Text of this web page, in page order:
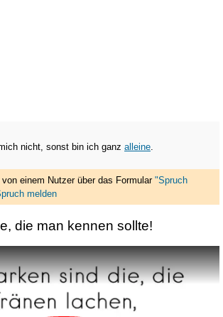
nicht, sonst bin ich ganz alleine.
einem Nutzer über das Formular "Spruch
melden
die man kennen sollte!